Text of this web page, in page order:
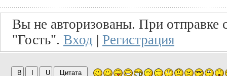
Вы не авторизованы. При отправке
"Гость". Вход | Регистрация